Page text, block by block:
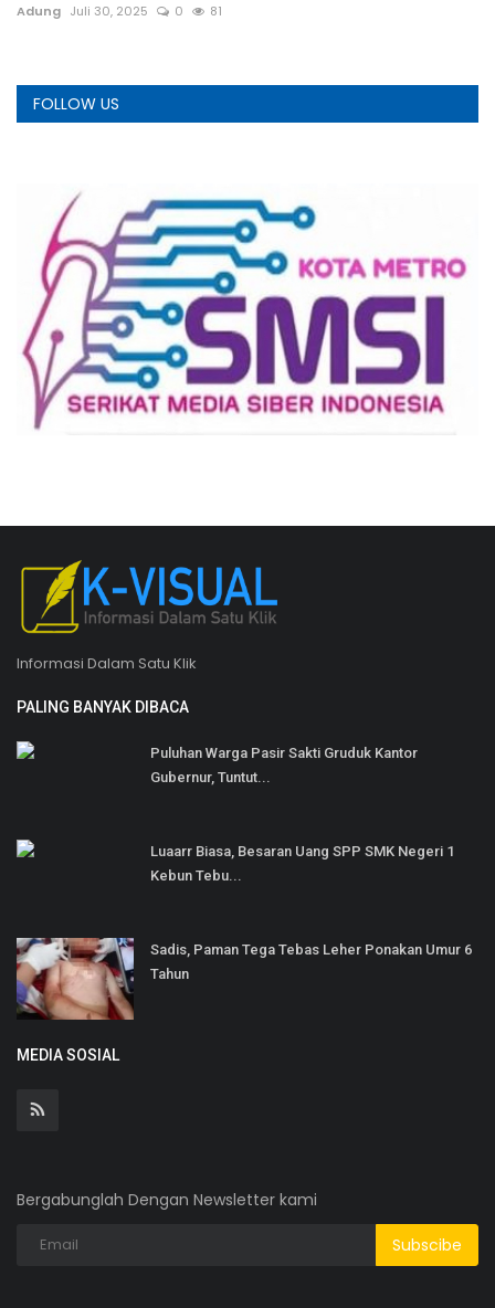
Adung Juli 30, 2025 0 81
FOLLOW US
Informasi Dalam Satu Klik
PALING BANYAK DIBACA
Puluhan Warga Pasir Sakti Gruduk Kantor
Gubernur, Tuntut...
Luaarr Biasa, Besaran Uang SPP SMK Negeri 1
Kebun Tebu...
Sadis, Paman Tega Tebas Leher Ponakan Umur 6
Tahun
MEDIA SOSIAL
Bergabunglah Dengan Newsletter kami
Subscibe